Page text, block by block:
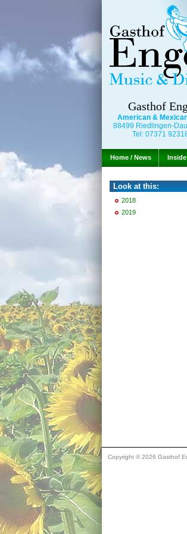
Gasthof
American &
88499 Riedlingen-
Tel: 07371
Home / News
Look at this:
2018
2019
Copyright © 2026 Gasthof